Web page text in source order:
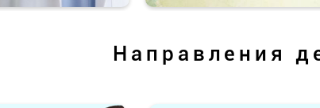
Направления